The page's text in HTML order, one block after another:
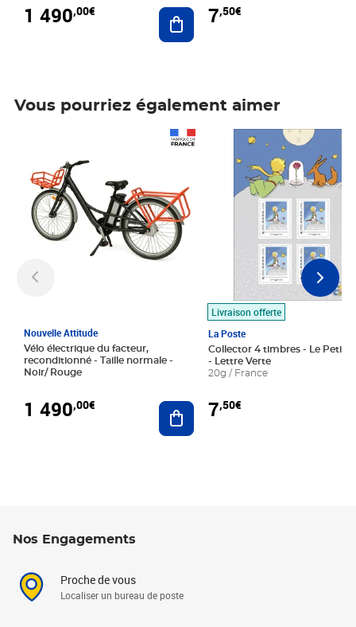
1 490,00€ Ajouter au panier
7,50€
Vous pourriez également aimer
Nouvelle Attitude
Vélo électrique du facteur,
reconditionné - Taille normale -
Noir/ Rouge
1 490,00€ Ajouter au panier
Livraison offerte
La Poste
Collector 4 timbres - Le Petit
- Lettre Verte
20g / France
7,50€
Prix 7,50€
Nos Engagements
Proche de vous
Localiser un bureau de poste